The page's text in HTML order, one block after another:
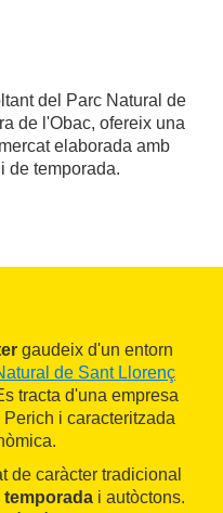
del Parc Natural de
de l'Obac, ofereix una
elaborada amb
de temporada.
gaudeix d'un entorn
de Sant Llorenç
tracta d'una empresa
i caracteritzada
de caràcter tradicional
i autòctons.